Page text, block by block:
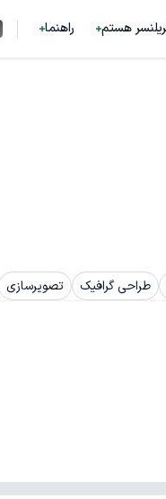
هستم راهنما
طراحی گرافیک تصویرسازی